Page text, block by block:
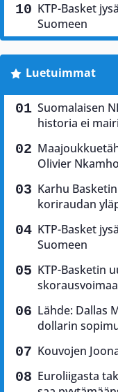
KTP-Basket
Suomeen
Luetuimmat
Suomalaisen
historia ei
Olivier
Karhu
koriraudan
KTP-Basket
Suomeen
KTP-Basketin
skorausvoimaa
Lähde: Dallas
dollarin
Kouvojen
Euroliigasta